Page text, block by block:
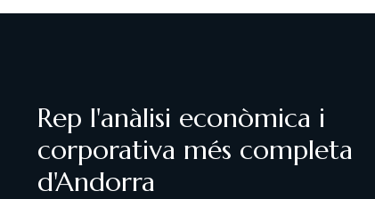
Rep l'anàlisi econòmica i
corporativa més completa
d'Andorra